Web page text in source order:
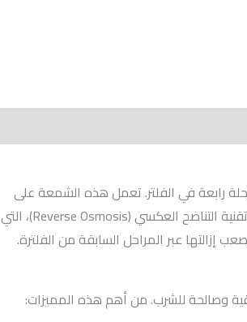
رابعة في الفلتر. تعمل هذه الشمعة على
إزالة الأملاح والمعادن الثقيلة، مما يحسن من جودة ونقاء المياه بشكل كبير. تعتمد شمعة الممبرين على تقنية التناضح العكسي (Reverse Osmosis)، التي
إزالتها عبر المراحل السابقة من الفلترة.
وصالحة للشرب. من أهم هذه المميزات: